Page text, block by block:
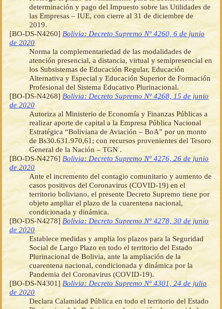
determinación y pago del Impuesto sobre las Utilidades de
las Empresas – IUE, con cierre al 31 de diciembre de
2019.
[BO-DS-N4260] Bolivia: Decreto Supremo Nº 4260, 6 de junio
de 2020
Norma la complementariedad de las modalidades de
atención presencial, a distancia, virtual y semipresencial en
los Subsistemas de Educación Regular, Educación
Alternativa y Especial y Educación Superior de Formación
Profesional del Sistema Educativo Plurinacional.
[BO-DS-N4268] Bolivia: Decreto Supremo Nº 4268, 15 de junio
de 2020
Autoriza al Ministerio de Economía y Finanzas Públicas a
realizar aporte de capital a la Empresa Pública Nacional
Estratégica “Boliviana de Aviación – BoA” por un monto
de Bs30.631.970,61; con recursos provenientes del Tesoro
General de la Nación – TGN .
[BO-DS-N4276] Bolivia: Decreto Supremo Nº 4276, 26 de junio
de 2020
Ante el incremento del contagio comunitario y aumento de
casos positivos del Coronavirus (COVID-19) en el
territorio boliviano, el presente Decreto Supremo tiene por
objeto ampliar el plazo de la cuarentena nacional,
condicionada y dinámica.
[BO-DS-N4278] Bolivia: Decreto Supremo Nº 4278, 30 de junio
de 2020
Establece medidas y amplia los plazos para la Seguridad
Social de Largo Plazo en todo el territorio del Estado
Plurinacional de Bolivia, ante la ampliación de la
cuarentena nacional, condicionada y dinámica por la
Pandemia del Coronavirus (COVID-19).
[BO-DS-N4301] Bolivia: Decreto Supremo Nº 4301, 24 de julio
de 2020
Declara Calamidad Pública en todo el territorio del Estado